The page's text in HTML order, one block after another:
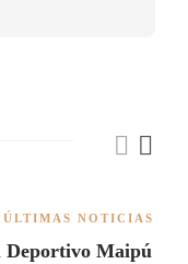
ÚLTIMAS NOTICIAS
Deportivo Maipú